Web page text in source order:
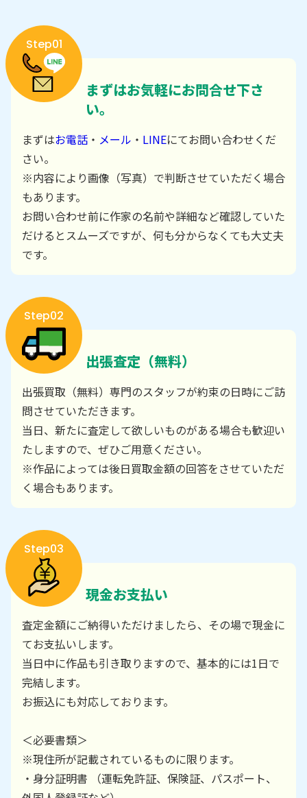
Step01
まずはお気軽にお問合せ下さ
い。
まずはお電話 ・ メール ・ LINEにてお問い合わせくだ
さい。
※内容により画像（写真）で判断させていただく場合
もあります。
お問い合わせ前に作家の名前や詳細など確認していた
だけるとスムーズですが、何も分からなくても大丈夫
です。
Step02
出張査定（無料）
出張買取（無料）専門のスタッフが約束の日時にご訪
問させていただきます。
当日、新たに査定して欲しいものがある場合も歓迎い
たしますので、ぜひご用意ください。
※作品によっては後日買取金額の回答をさせていただ
く場合もあります。
Step03
現金お支払い
査定金額にご納得いただけましたら、その場で現金に
てお支払いします。
当日中に作品も引き取りますので、基本的には1日で
完結します。
お振込にも対応しております。
＜必要書類＞
※現住所が記載されているものに限ります。
・身分証明書 （運転免許証、保険証、パスポート、